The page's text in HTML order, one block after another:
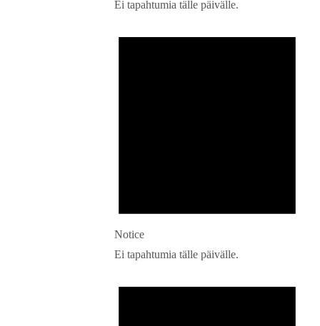
Ei tapahtumia tälle päivälle.
Notice
Ei tapahtumia tälle päivälle.